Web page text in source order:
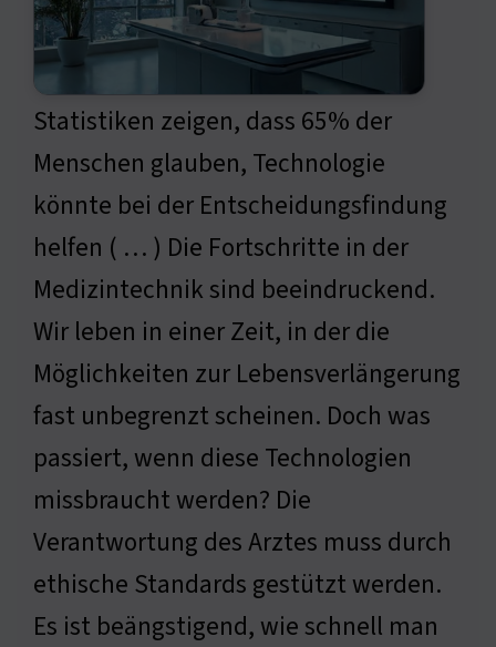
Statistiken zeigen, dass 65% der
Menschen glauben, Technologie
könnte bei der Entscheidungsfindung
helfen ( … ) Die Fortschritte in der
Medizintechnik sind beeindruckend.
Wir leben in einer Zeit, in der die
Möglichkeiten zur Lebensverlängerung
fast unbegrenzt scheinen. Doch was
passiert, wenn diese Technologien
missbraucht werden? Die
Verantwortung des Arztes muss durch
ethische Standards gestützt werden.
Es ist beängstigend, wie schnell man